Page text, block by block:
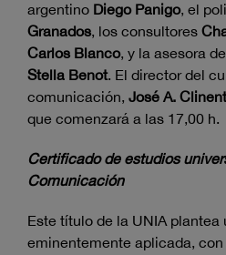
argentino Diego Panigo, el
Granados, los consultores
Carlos Blanco, y la asesora
Stella Benot. El director del
comunicación, José A. Clinent
que comenzará a las 17,00 h.
Certificado de estudios
Comunicación
Este título de la UNIA plantea
eminentemente aplicada,